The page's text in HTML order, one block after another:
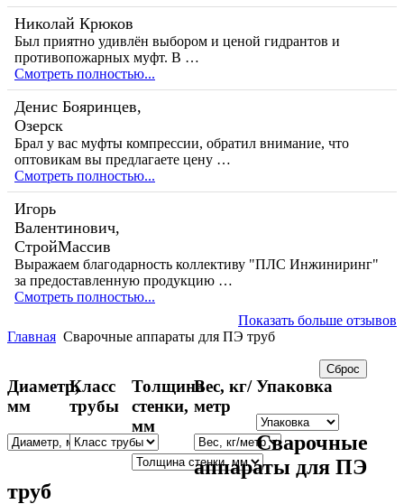
Николай Крюков
Был приятно удивлён выбором и ценой гидрантов и
противопожарных муфт. В …
Смотреть полностью...
Денис Бояринцев,
Озерск
Брал у вас муфты компрессии, обратил внимание, что
оптовикам вы предлагаете цену …
Смотреть полностью...
Игорь
Валентинович,
СтройМассив
Выражаем благодарность коллективу "ПЛС Инжиниринг"
за предоставленную продукцию …
Смотреть полностью...
Показать больше отзывов
Главная Сварочные аппараты для ПЭ труб
Диаметр,
мм
Класс
трубы
Толщина
стенки,
мм
Вес, кг/
метр
Упаковка
Сварочные
аппараты для ПЭ
труб